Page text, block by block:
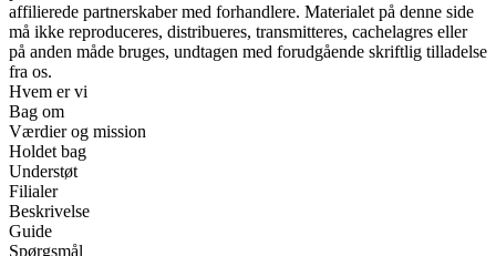
affilierede partnerskaber med forhandlere. Materialet på denne side
må ikke reproduceres, distribueres, transmitteres, cachelagres eller
på anden måde bruges, undtagen med forudgående skriftlig tilladelse
fra os.
Hvem er vi
Bag om
Værdier og mission
Holdet bag
Understøt
Filialer
Beskrivelse
Guide
Spørgsmål